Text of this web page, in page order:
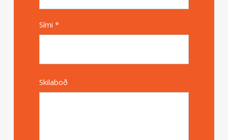
Sími *
Skilaboð